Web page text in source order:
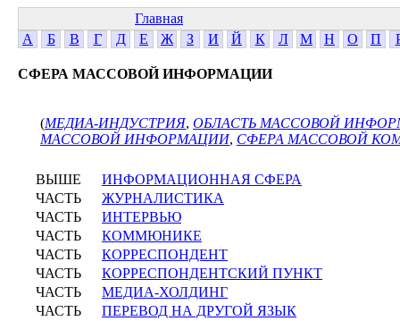
Главная
А
Б В Г Д Е Ж З И Й К Л М Н О П
СФЕРА МАССОВОЙ ИНФОРМАЦИИ
(МЕДИА-ИНДУСТРИЯ, ОБЛАСТЬ МАССОВОЙ
МАССОВОЙ ИНФОРМАЦИИ, СФЕРА МАССОВОЙ
ВЫШЕ
ИНФОРМАЦИОННАЯ СФЕРА
ЧАСТЬ
ЖУРНАЛИСТИКА
ЧАСТЬ
ИНТЕРВЬЮ
ЧАСТЬ
КОММЮНИКЕ
ЧАСТЬ
КОРРЕСПОНДЕНТ
ЧАСТЬ
КОРРЕСПОНДЕНТСКИЙ ПУНКТ
ЧАСТЬ
МЕДИА-ХОЛДИНГ
ЧАСТЬ
ПЕРЕВОД НА ДРУГОЙ ЯЗЫК